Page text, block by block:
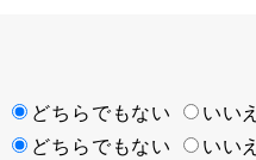
どちらでもない
いいえ
どちらでもない いいえ